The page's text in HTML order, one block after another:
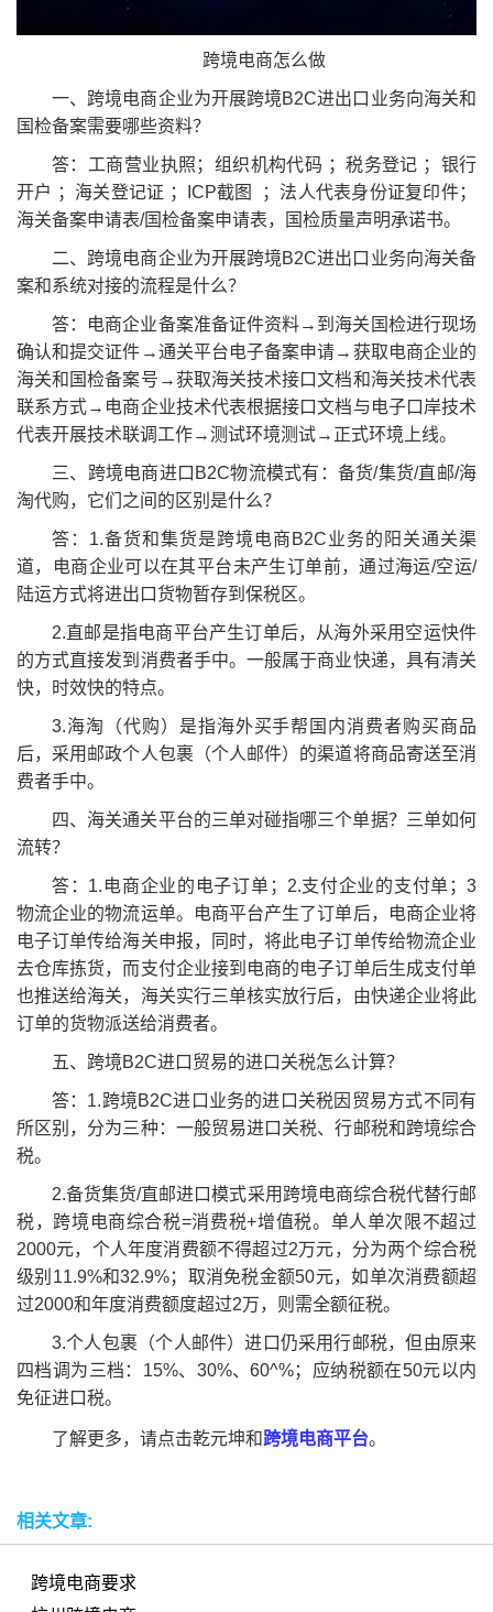
跨境电商怎么做
一、跨境电商企业为开展跨境B2C进出口业务向海关和
国检备案需要哪些资料？
答：工商营业执照；组织机构代码 ；税务登记 ；银行
开户 ；海关登记证 ；ICP截图 ；法人代表身份证复印件；
海关备案申请表/国检备案申请表，国检质量声明承诺书。
二、跨境电商企业为开展跨境B2C进出口业务向海关备
案和系统对接的流程是什么？
答：电商企业备案准备证件资料→到海关国检进行现场
确认和提交证件→通关平台电子备案申请→获取电商企业的
海关和国检备案号→获取海关技术接口文档和海关技术代表
联系方式→电商企业技术代表根据接口文档与电子口岸技术
代表开展技术联调工作→测试环境测试→正式环境上线。
三、跨境电商进口B2C物流模式有：备货/集货/直邮/海
淘代购，它们之间的区别是什么？
答：1.备货和集货是跨境电商B2C业务的阳关通关渠
道，电商企业可以在其平台未产生订单前，通过海运/空运/
陆运方式将进出口货物暂存到保税区。
2.直邮是指电商平台产生订单后，从海外采用空运快件
的方式直接发到消费者手中。一般属于商业快递，具有清关
快，时效快的特点。
3.海淘（代购）是指海外买手帮国内消费者购买商品
后，采用邮政个人包裹（个人邮件）的渠道将商品寄送至消
费者手中。
四、海关通关平台的三单对碰指哪三个单据？三单如何
流转？
答：1.电商企业的电子订单；2.支付企业的支付单；3
物流企业的物流运单。电商平台产生了订单后，电商企业将
电子订单传给海关申报，同时，将此电子订单传给物流企业
去仓库拣货，而支付企业接到电商的电子订单后生成支付单
也推送给海关，海关实行三单核实放行后，由快递企业将此
订单的货物派送给消费者。
五、跨境B2C进口贸易的进口关税怎么计算？
答：1.跨境B2C进口业务的进口关税因贸易方式不同有
所区别，分为三种：一般贸易进口关税、行邮税和跨境综合
税。
2.备货集货/直邮进口模式采用跨境电商综合税代替行邮
税，跨境电商综合税=消费税+增值税。单人单次限不超过
2000元，个人年度消费额不得超过2万元，分为两个综合税
级别11.9%和32.9%；取消免税金额50元，如单次消费额超
过2000和年度消费额度超过2万，则需全额征税。
3.个人包裹（个人邮件）进口仍采用行邮税，但由原来
四档调为三档：15%、30%、60^%；应纳税额在50元以内
免征进口税。
了解更多，请点击乾元坤和跨境电商平台。
相关文章:
跨境电商要求